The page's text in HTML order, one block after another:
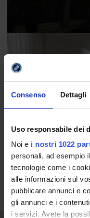
Consenso Dettagli
Uso responsabile dei
Noi e i nostri 1022
personali, ad esempio
tecnologie come i
alle informazioni sul
pubblicare annunci e
gli annunci e i
i servizi. Avete la